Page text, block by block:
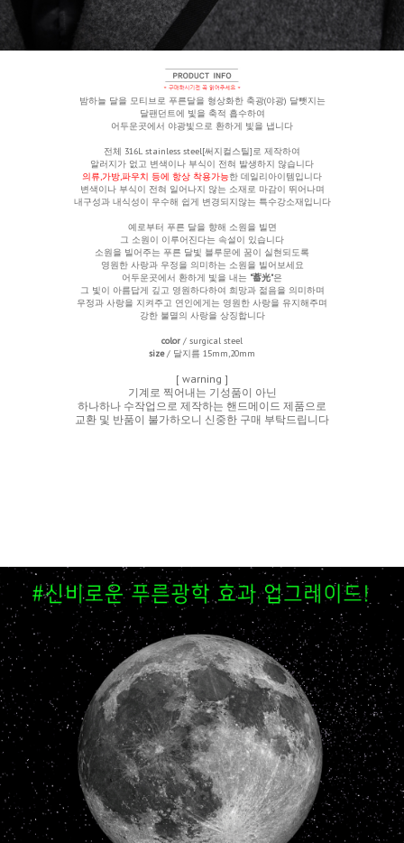
밤하늘 달을 모티브로 푸른달을 형상화한 축광(야광) 달뺏지는
달팬던트에 빛을 축적 흡수하여
어두운곳에서 야광빛으로 환하게 빛을 냅니다
전체 316L stainless steel[써지컬스틸]로 제작하여
알러지가 없고 변색이나 부식이 전혀 발생하지 않습니다
의류,가방,파우치 등에 항상 착용가능한 데일리아이템입니다
변색이나 부식이 전혀 일어나지 않는 소재로 마감이 뛰어나며
내구성과 내식성이 우수해 쉽게 변경되지않는 특수강소재입니다
예로부터 푸른 달을 향해 소원을 빌면
그 소원이 이루어진다는 속설이 있습니다
소원을 빌어주는 푸른 달빛 블루문에 꿈이 실현되도록
영원한 사랑과 우정을 의미하는 소원을 빌어보세요
어두운곳에서 환하게 빛을 내는 "蓄光"은
그 빛이 아름답게 깊고 영원하다하여 희망과 젊음을 의미하며
우정과 사랑을 지켜주고 연인에게는 영원한 사랑을 유지해주며
강한 불멸의 사랑을 상징합니다
color / surgical steel
size/ 달지름 15mm,20mm
[ warning ]
기계로 찍어내는 기성품이 아닌
하나하나 수작업으로 제작하는 핸드메이드 제품으로
교환 및 반품이 불가하오니 신중한 구매 부탁드립니다